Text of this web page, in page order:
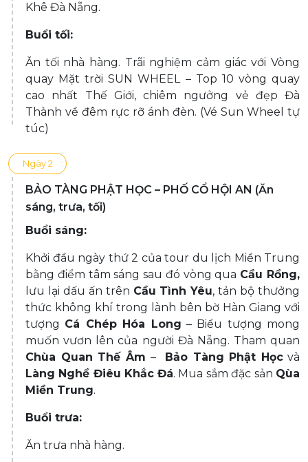
Khê Đà Nẵng.
Buổi tối:
Ăn tối nhà hàng. Trãi nghiệm cảm giác với Vòng
quay Mặt trời SUN WHEEL – Top 10 vòng quay
cao nhất Thế Giới, chiêm ngưởng vẻ đẹp Đà
Thành về đêm rực rỡ ánh đèn. (Vé Sun Wheel tự
túc)
Ngày 2
BẢO TÀNG PHẬT HỌC – PHỐ CỔ HỘI AN (Ăn
sáng, trưa, tối)
Buổi sáng:
Khởi đầu ngày thứ 2 của tour du lịch Miền Trung
bằng điểm tâm sáng sau đó vòng qua Cầu Rồng,
lưu lại dấu ấn trên Cầu Tình Yêu, tản bộ thưởng
thức không khí trong lành bên bờ Hàn Giang với
tượng Cá Chép Hóa Long – Biểu tượng mong
muốn vươn lên của người Đà Nẵng. Tham quan
Chùa Quan Thế Âm – Bảo Tàng Phật Họcvà
Làng Nghề Điêu Khắc Đá. Mua sắm đặc sản Qùa
Miền Trung.
Buổi trưa:
Ăn trưa nhà hàng.